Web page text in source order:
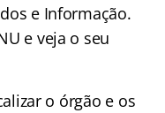
e Informação.
e veja o seu
o órgão e os